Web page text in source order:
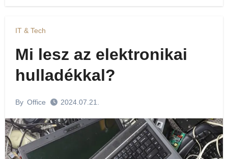
IT & Tech
Mi lesz az elektronikai
hulladékkal?
By Office 2024.07.21.